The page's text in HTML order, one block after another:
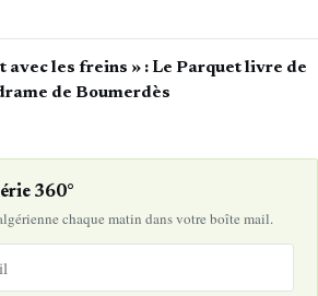
avec les freins » : Le Parquet livre de
de Boumerdès
360°
chaque matin dans votre boîte mail.